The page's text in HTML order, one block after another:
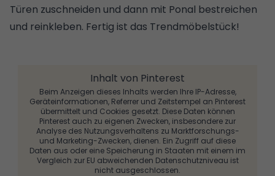
Türen zuschneiden und dann mit Ponal bestreichen
und reinkleben. Fertig ist das Trendmöbelstück!
Inhalt von Pinterest
Beim Anzeigen dieses Inhalts werden Ihre IP-Adresse,
Geräteinformationen, Referrer und Zeitstempel an Pinterest
übermittelt und Cookies gesetzt. Diese Daten können
Pinterest auch zu eigenen Zwecken, insbesondere zur
Analyse des Nutzungsverhaltens zu Marktforschungs-
und Marketing-Zwecken, dienen. Ein Zugriff auf diese
Daten aus oder eine Speicherung in Staaten mit einem im
Vergleich zur EU abweichenden Datenschutzniveau ist
nicht ausgeschlossen.